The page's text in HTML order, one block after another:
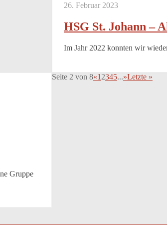
26. Februar 2023
HSG St. Johann –
Im Jahr 2022 konnten wir
Gruppe
Seite 2 von 8«1 2345...»Letzte »